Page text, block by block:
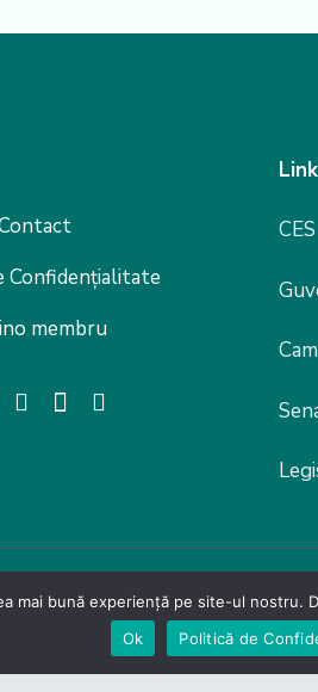
Confidențialitate
membru
CES
din Domeniul Productiei si
mai bună experiență pe site-ul
Ok
Politică de